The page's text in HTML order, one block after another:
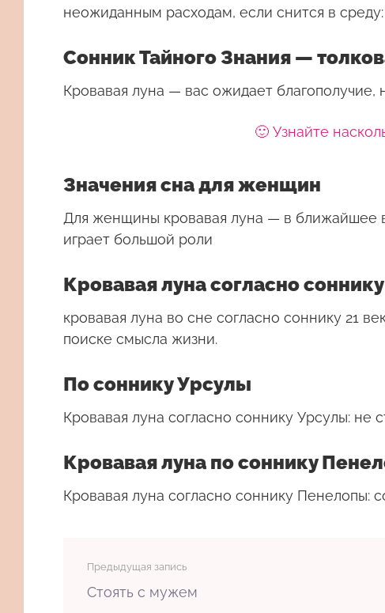
неожиданным расходам, если снится в
Сонник Тайного Знания —
Кровавая луна — вас ожидает благополучие,
🙂 Узнайте
Значения сна для женщин
Для женщины кровавая луна — в ближайшее
играет большой роли
Кровавая луна согласно
кровавая луна во сне согласно соннику 21
поиске смысла жизни.
По соннику Урсулы
Кровавая луна согласно соннику Урсулы: не
Кровавая луна по соннику
Кровавая луна согласно соннику Пенелопы:
Предыдущая запись
Стоять с мужем